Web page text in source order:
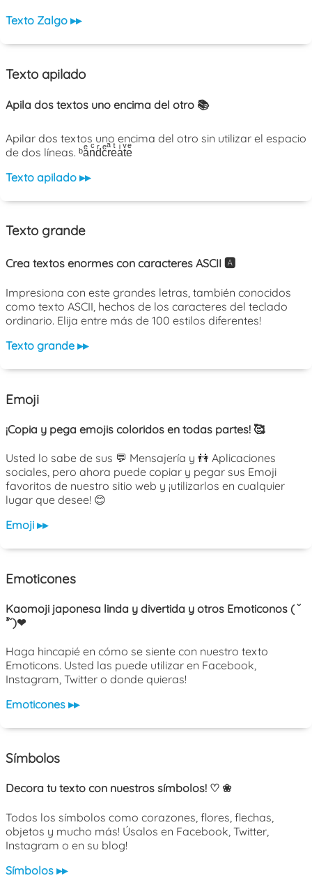
Texto Zalgo ▸▸
Texto apilado
Apila dos textos uno encima del otro 📚
Apilar dos textos uno encima del otro sin utilizar el espacio
de dos líneas. ᵇaͤnͨdͬcͤrͣeͭaͥtͮeͤ
Texto apilado ▸▸
Texto grande
Crea textos enormes con caracteres ASCII 🅰️
Impresiona con este grandes letras, también conocidos
como texto ASCII, hechos de los caracteres del teclado
ordinario. Elija entre más de 100 estilos diferentes!
Texto grande ▸▸
Emoji
¡Copia y pega emojis coloridos en todas partes! 🥰
Usted lo sabe de sus 💬 Mensajería y 👫 Aplicaciones
sociales, pero ahora puede copiar y pegar sus Emoji
favoritos de nuestro sitio web y ¡utilizarlos en cualquier
lugar que desee! 😊
Emoji ▸▸
Emoticones
Kaomoji japonesa linda y divertida y otros Emoticonos ( ˘
³˘)❤
Haga hincapié en cómo se siente con nuestro texto
Emoticons. Usted las puede utilizar en Facebook,
Instagram, Twitter o donde quieras!
Emoticones ▸▸
Símbolos
Decora tu texto con nuestros símbolos! ♡ ❀
Todos los símbolos como corazones, flores, flechas,
objetos y mucho más! Úsalos en Facebook, Twitter,
Instagram o en su blog!
Símbolos ▸▸